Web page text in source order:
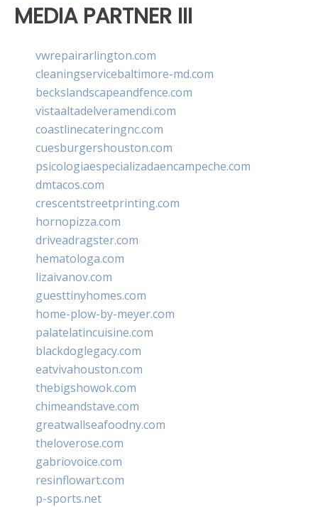
MEDIA PARTNER III
vwrepairarlington.com
cleaningservicebaltimore-md.com
beckslandscapeandfence.com
vistaaltadelveramendi.com
coastlinecateringnc.com
cuesburgershouston.com
psicologiaespecializadaencampeche.com
dmtacos.com
crescentstreetprinting.com
hornopizza.com
driveadragster.com
hematologa.com
lizaivanov.com
guesttinyhomes.com
home-plow-by-meyer.com
palatelatincuisine.com
blackdoglegacy.com
eatvivahouston.com
thebigshowok.com
chimeandstave.com
greatwallseafoodny.com
theloverose.com
gabriovoice.com
resinflowart.com
p-sports.net